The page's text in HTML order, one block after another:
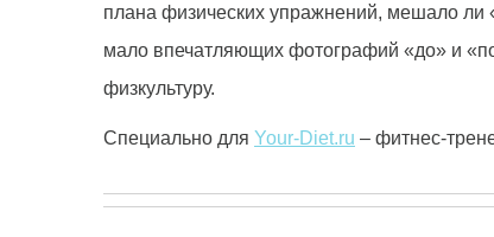
плана физических упражнений, мешало ли
мало впечатляющих фотографий «до» и
физкультуру.
Специально для Your-Diet.ru – фитнес-